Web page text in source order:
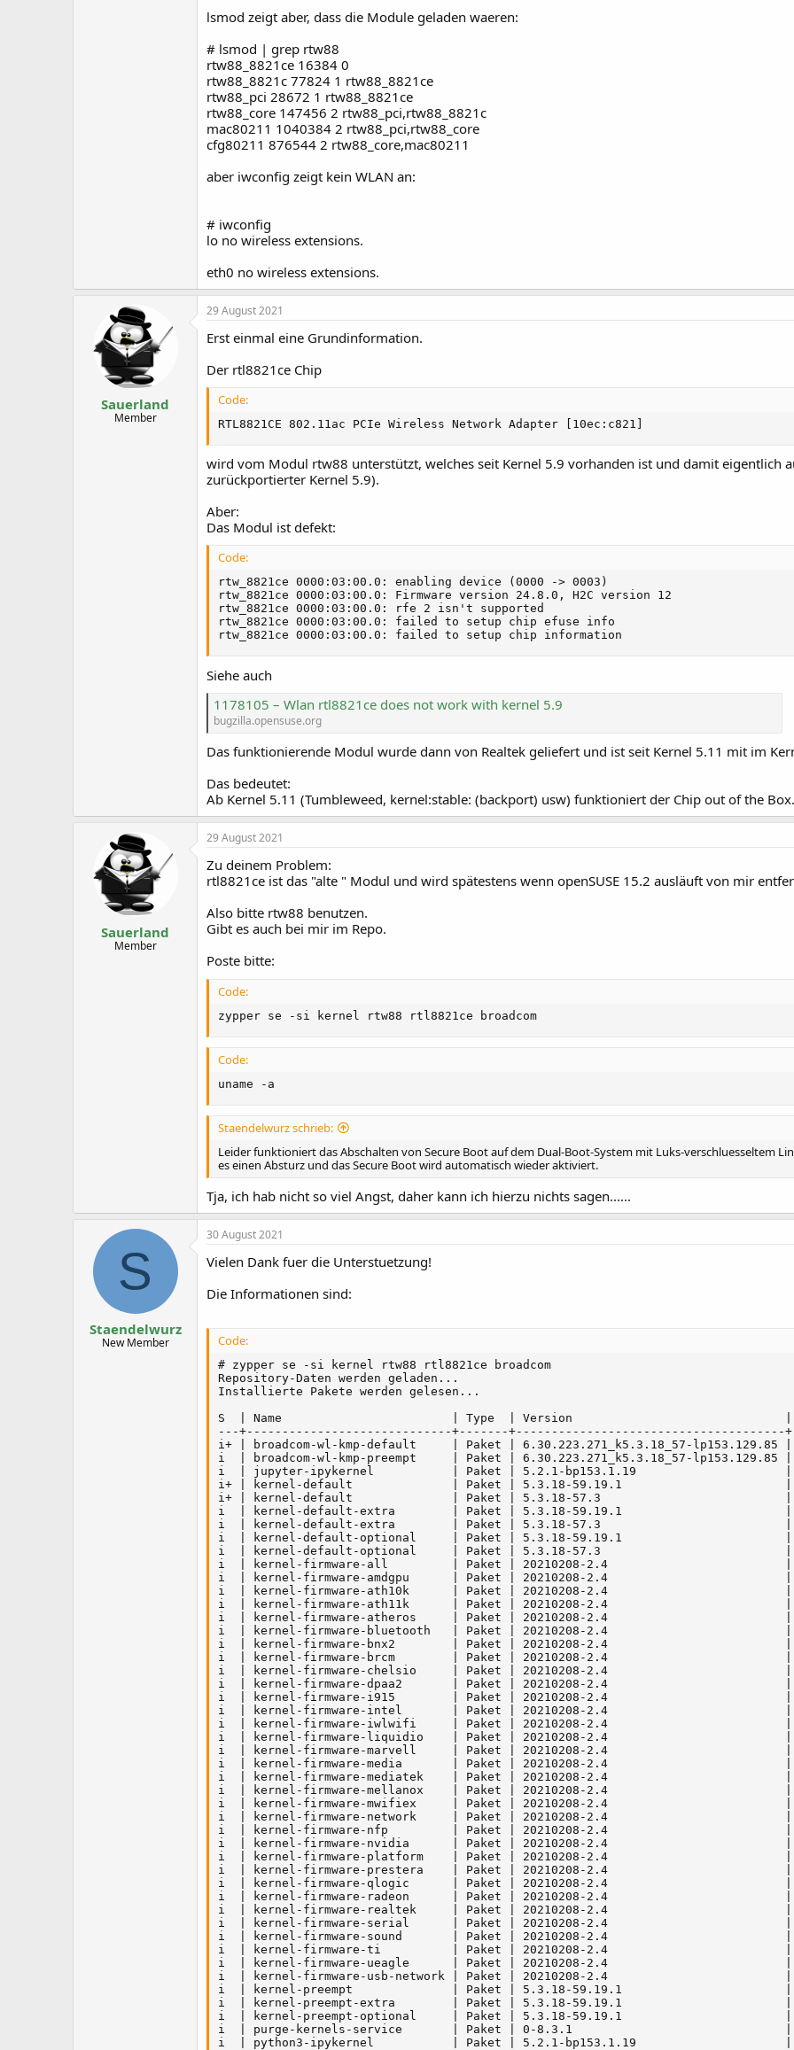
lsmod zeigt aber, dass die Module geladen waeren:
# lsmod | grep rtw88
rtw88_8821ce 16384 0
rtw88_8821c 77824 1 rtw88_8821ce
rtw88_pci 28672 1 rtw88_8821ce
rtw88_core 147456 2 rtw88_pci,rtw88_8821c
mac80211 1040384 2 rtw88_pci,rtw88_core
cfg80211 876544 2 rtw88_core,mac80211
aber iwconfig zeigt kein WLAN an:
# iwconfig
lo no wireless extensions.
eth0 no wireless extensions.
Sauerland
Member
29 August 2021
Erst einmal eine Grundinformation.
Der rtl8821ce Chip
Code:
RTL8821CE 802.11ac PCIe Wireless Network Adapter [10ec:c821]
wird vom Modul rtw88 unterstützt, welches seit Kernel 5.9 vorhanden ist und damit eigentlich
zurückportierter Kernel 5.9).
Aber:
Das Modul ist defekt:
Code:
rtw_8821ce 0000:03:00.0: enabling device (0000 -> 0003)
rtw_8821ce 0000:03:00.0: Firmware version 24.8.0, H2C version 12
rtw_8821ce 0000:03:00.0: rfe 2 isn't supported
rtw_8821ce 0000:03:00.0: failed to setup chip efuse info
rtw_8821ce 0000:03:00.0: failed to setup chip information
Siehe auch
1178105 – Wlan rtl8821ce does not work with kernel 5.9
bugzilla.opensuse.org
Das funktionierende Modul wurde dann von Realtek geliefert und ist seit Kernel 5.11 mit im
Das bedeutet:
Ab Kernel 5.11 (Tumbleweed, kernel:stable: (backport) usw) funktioniert der Chip out of the Box.
Sauerland
Member
29 August 2021
Zu deinem Problem:
rtl8821ce ist das "alte " Modul und wird spätestens wenn openSUSE 15.2 ausläuft von mir
Also bitte rtw88 benutzen.
Gibt es auch bei mir im Repo.
Poste bitte:
Code:
zypper se -si kernel rtw88 rtl8821ce broadcom
Code:
uname -a
Staendelwurz schrieb:
Leider funktioniert das Abschalten von Secure Boot auf dem Dual-Boot-System mit Luks-verschluesseltem
es einen Absturz und das Secure Boot wird automatisch wieder aktiviert.
Tja, ich hab nicht so viel Angst, daher kann ich hierzu nichts sagen......
S
Staendelwurz
New Member
30 August 2021
Vielen Dank fuer die Unterstuetzung!
Die Informationen sind:
Code:
# zypper se -si kernel rtw88 rtl8821ce broadcom
Repository-Daten werden geladen...
Installierte Pakete werden gelesen...
S  | Name                        | Type  | Version                              |
---+-----------------------------+-------
i+ | broadcom-wl-kmp-default     | Paket | 6.30.223.271_k5.3.18_57-lp153.129.85 |
i  | broadcom-wl-kmp-preempt     | Paket | 6.30.223.271_k5.3.18_57-lp153.129.85 |
i  | jupyter-ipykernel           | Paket | 5.2.1-bp153.1.19                     |
i+ | kernel-default              | Paket | 5.3.18-59.19.1                       |
i+ | kernel-default              | Paket | 5.3.18-57.3                          |
i  | kernel-default-extra        | Paket | 5.3.18-59.19.1                       |
i  | kernel-default-extra        | Paket | 5.3.18-57.3                          |
i  | kernel-default-optional     | Paket | 5.3.18-59.19.1                       |
i  | kernel-default-optional     | Paket | 5.3.18-57.3                          |
i  | kernel-firmware-all         | Paket | 20210208-2.4                         |
i  | kernel-firmware-amdgpu      | Paket | 20210208-2.4                         |
i  | kernel-firmware-ath10k      | Paket | 20210208-2.4                         |
i  | kernel-firmware-ath11k      | Paket | 20210208-2.4                         |
i  | kernel-firmware-atheros     | Paket | 20210208-2.4                         |
i  | kernel-firmware-bluetooth   | Paket | 20210208-2.4                         |
i  | kernel-firmware-bnx2        | Paket | 20210208-2.4                         |
i  | kernel-firmware-brcm        | Paket | 20210208-2.4                         |
i  | kernel-firmware-chelsio     | Paket | 20210208-2.4                         |
i  | kernel-firmware-dpaa2       | Paket | 20210208-2.4                         |
i  | kernel-firmware-i915        | Paket | 20210208-2.4                         |
i  | kernel-firmware-intel       | Paket | 20210208-2.4                         |
i  | kernel-firmware-iwlwifi     | Paket | 20210208-2.4                         |
i  | kernel-firmware-liquidio    | Paket | 20210208-2.4                         |
i  | kernel-firmware-marvell     | Paket | 20210208-2.4                         |
i  | kernel-firmware-media       | Paket | 20210208-2.4                         |
i  | kernel-firmware-mediatek    | Paket | 20210208-2.4                         |
i  | kernel-firmware-mellanox    | Paket | 20210208-2.4                         |
i  | kernel-firmware-mwifiex     | Paket | 20210208-2.4                         |
i  | kernel-firmware-network     | Paket | 20210208-2.4                         |
i  | kernel-firmware-nfp         | Paket | 20210208-2.4                         |
i  | kernel-firmware-nvidia      | Paket | 20210208-2.4                         |
i  | kernel-firmware-platform    | Paket | 20210208-2.4                         |
i  | kernel-firmware-prestera    | Paket | 20210208-2.4                         |
i  | kernel-firmware-qlogic      | Paket | 20210208-2.4                         |
i  | kernel-firmware-radeon      | Paket | 20210208-2.4                         |
i  | kernel-firmware-realtek     | Paket | 20210208-2.4                         |
i  | kernel-firmware-serial      | Paket | 20210208-2.4                         |
i  | kernel-firmware-sound       | Paket | 20210208-2.4                         |
i  | kernel-firmware-ti          | Paket | 20210208-2.4                         |
i  | kernel-firmware-ueagle      | Paket | 20210208-2.4                         |
i  | kernel-firmware-usb-network | Paket | 20210208-2.4                         |
i  | kernel-preempt              | Paket | 5.3.18-59.19.1                       |
i  | kernel-preempt-extra        | Paket | 5.3.18-59.19.1                       |
i  | kernel-preempt-optional     | Paket | 5.3.18-59.19.1                       |
i  | purge-kernels-service       | Paket | 0-8.3.1                              |
i  | python3-ipykernel           | Paket | 5.2.1-bp153.1.19                     |